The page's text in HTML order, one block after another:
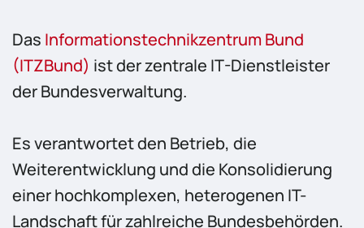
Das Informationstechnikzentrum Bund
(ITZBund) ist der zentrale IT-Dienstleister
der Bundesverwaltung.
Es verantwortet den Betrieb, die
Weiterentwicklung und die Konsolidierung
einer hochkomplexen, heterogenen IT-
Landschaft für zahlreiche Bundesbehörden.